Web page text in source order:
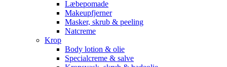
Læbepomade
Makeupfjerner
Masker, skrub & peeling
Natcreme
Krop
Body lotion & olie
Specialcreme & salve